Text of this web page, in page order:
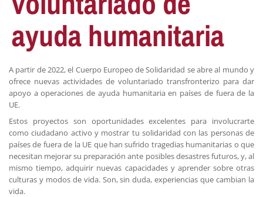
ayuda humanitaria
A partir de 2022, el Cuerpo Europeo de Solidaridad se abre al mundo y
ofrece nuevas actividades de voluntariado transfronterizo para dar
apoyo a operaciones de ayuda humanitaria en países de fuera de la
UE.
Estos proyectos son oportunidades excelentes para involucrarte
como ciudadano activo y mostrar tu solidaridad con las personas de
países de fuera de la UE que han sufrido tragedias humanitarias o que
necesitan mejorar su preparación ante posibles desastres futuros, y, al
mismo tiempo, adquirir nuevas capacidades y aprender sobre otras
culturas y modos de vida. Son, sin duda, experiencias que cambian la
vida.